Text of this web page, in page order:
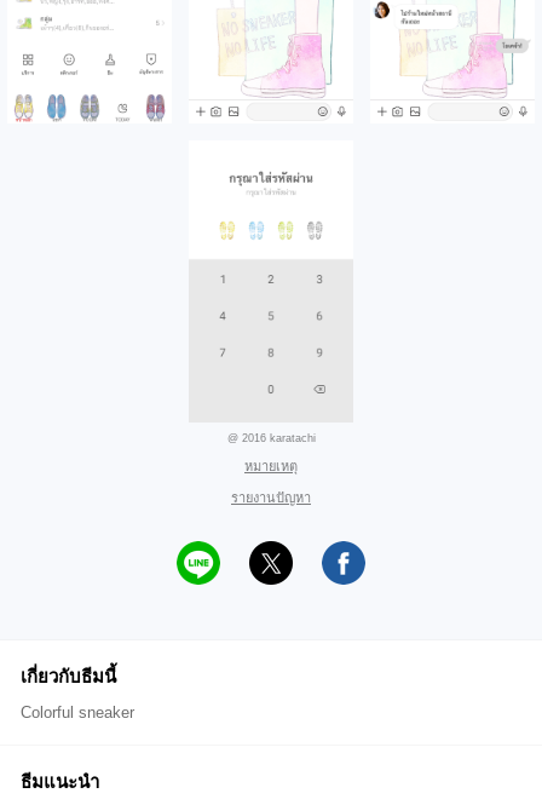
@ 2016 karatachi
หมายเหตุ
รายงานปัญหา
เกี่ยวกับธีมนี้
Colorful sneaker
ธีมแนะนำ